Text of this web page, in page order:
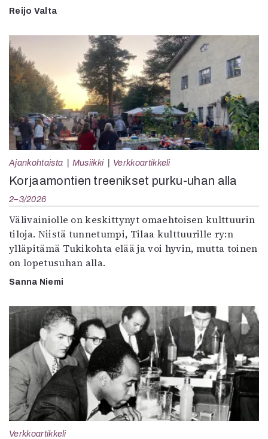
Reijo Valta
Ajankohtaista Musiikki Verkkoartikkeli
Korjaamontien treenikset purku-uhan alla
2–3/2026
Välivainiolle on keskittynyt omaehtoisen kulttuurin
tiloja. Niistä tunnetumpi, Tilaa kulttuurille ry:n
ylläpitämä Tukikohta elää ja voi hyvin, mutta toinen
on lopetusuhan alla.
Sanna Niemi
Verkkoartikkeli